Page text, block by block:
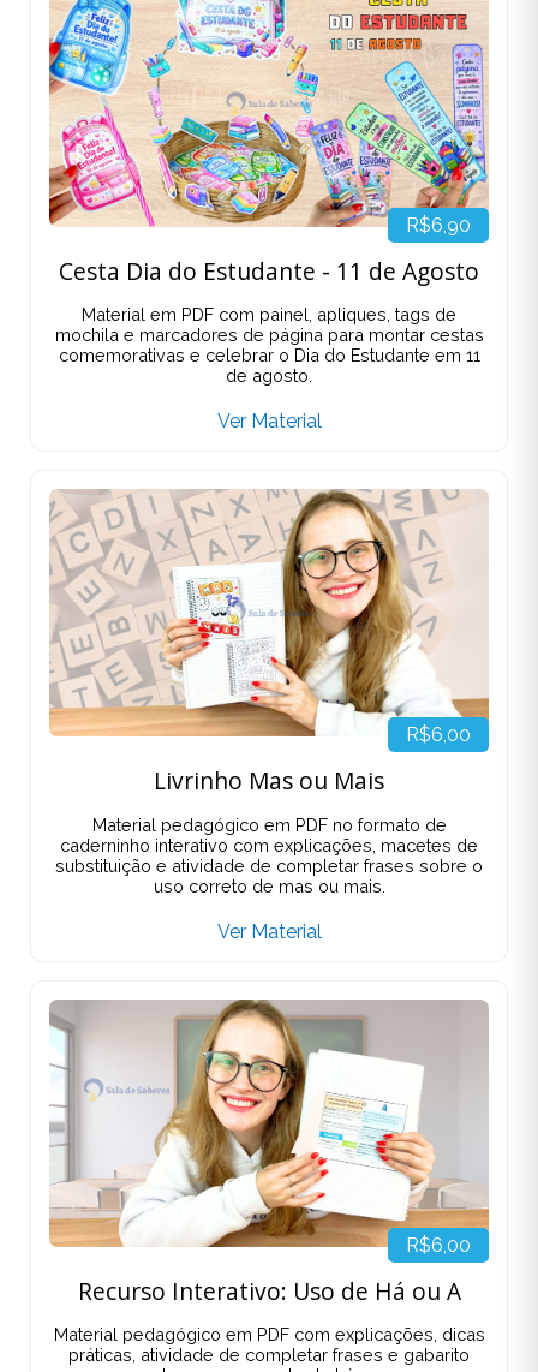
R$6,90
Cesta Dia do Estudante - 11 de Agosto
Material em PDF com painel, apliques, tags de
mochila e marcadores de página para montar cestas
comemorativas e celebrar o Dia do Estudante em 11
de agosto.
Ver Material
R$6,00
Livrinho Mas ou Mais
Material pedagógico em PDF no formato de
caderninho interativo com explicações, macetes de
substituição e atividade de completar frases sobre o
uso correto de mas ou mais.
Ver Material
R$6,00
Recurso Interativo: Uso de Há ou A
Material pedagógico em PDF com explicações, dicas
práticas, atividade de completar frases e gabarito